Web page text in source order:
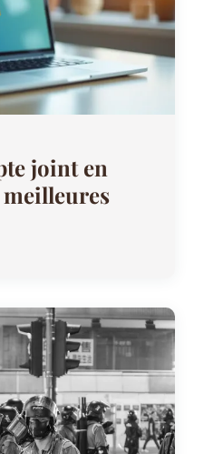
joint en
meilleures